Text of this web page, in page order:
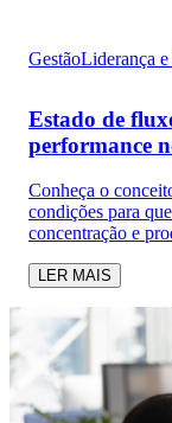
GestãoLiderança e
Estado de
performance
Conheça o
condições para
concentração e
LER MAIS